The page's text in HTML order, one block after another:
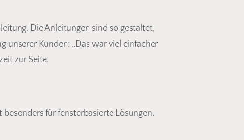
Die Anleitungen sind so gestaltet,
unserer Kunden: „Das war viel einfacher
zur Seite.
für fensterbasierte Lösungen.